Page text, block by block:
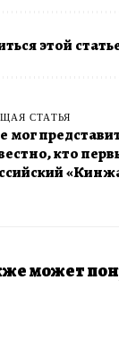
этой
СТАТЬЯ
мог
кто
может